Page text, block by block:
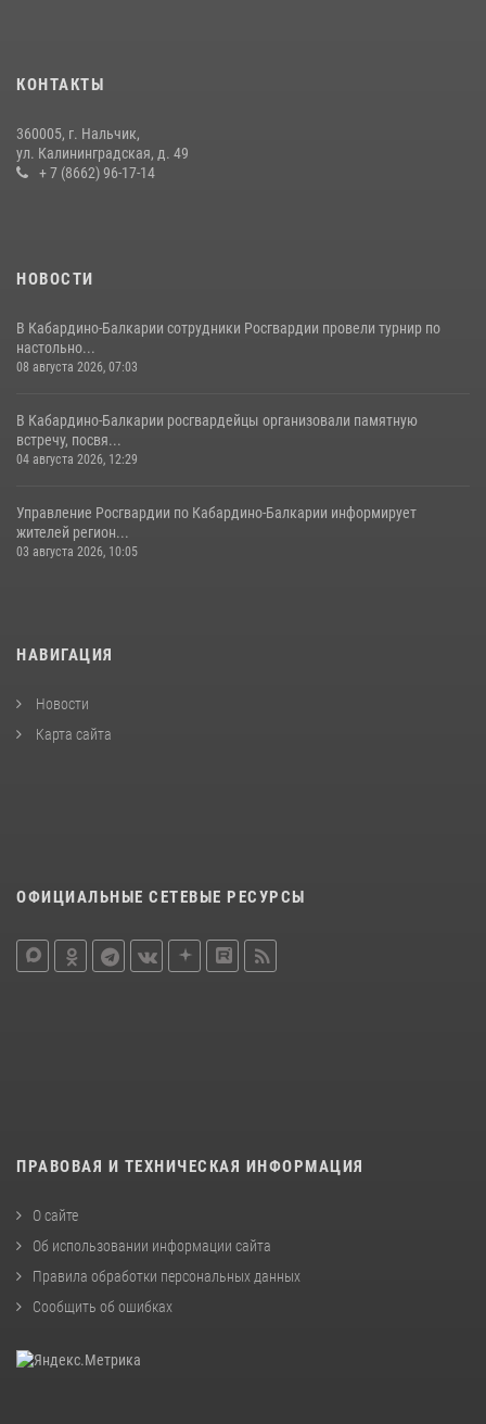
В Кабардино-Балкарии при силовой поддержке Росгвардии изъяты
оружие и наркотические средства
КОНТАКТЫ
360005, г. Нальчик,
ул. Калининградская, д. 49
+ 7 (8662) 96-17-14
НОВОСТИ
В Кабардино-Балкарии сотрудники Росгвардии провели турнир по
настольно...
08 августа 2026, 07:03
В Кабардино-Балкарии росгвардейцы организовали памятную
встречу, посвя...
04 августа 2026, 12:29
Управление Росгвардии по Кабардино-Балкарии информирует
жителей регион...
03 августа 2026, 10:05
НАВИГАЦИЯ
Новости
Карта сайта
ОФИЦИАЛЬНЫЕ СЕТЕВЫЕ РЕСУРСЫ
ПРАВОВАЯ И ТЕХНИЧЕСКАЯ ИНФОРМАЦИЯ
О сайте
Об использовании информации сайта
Правила обработки персональных данных
Сообщить об ошибках